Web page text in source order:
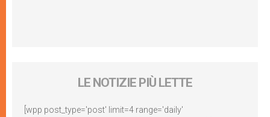
LE NOTIZIE PIÙ LETTE
[wpp post_type='post' limit=4 range='daily'